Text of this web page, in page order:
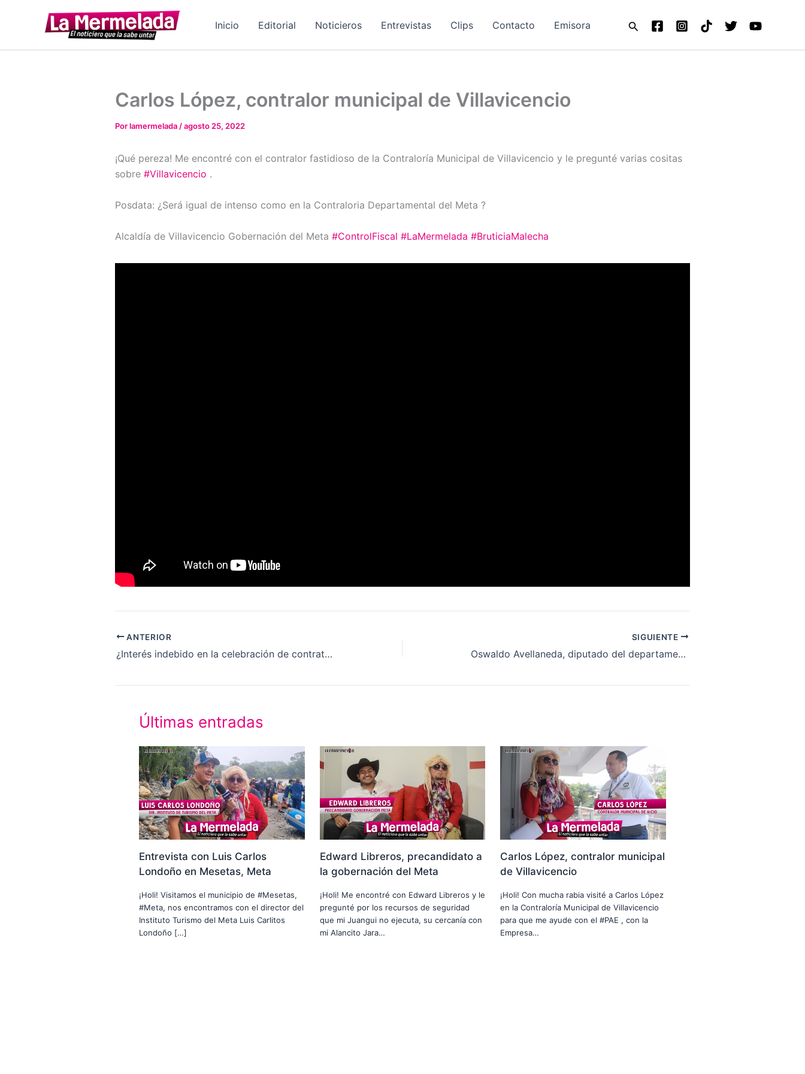
Inicio Editorial Noticieros Entrevistas Clips Contacto Emisora Buscar
Carlos López, contralor municipal de Villavicencio
Porlamermelada/agosto 25, 2022
¡Qué pereza! Me encontré con el contralor fastidioso de la Contraloría Municipal de Villavicencio y le pregunté varias cositas
sobre #Villavicencio .
Posdata: ¿Será igual de intenso como en la Contraloria Departamental del Meta ?
Alcaldía de Villavicencio Gobernación del Meta #ControlFiscal #LaMermelada #BruticiaMalecha
ANTERIOR
¿Interés indebido en la celebración de contratos?
SIGUIENTE
Oswaldo Avellaneda, diputado del departamento del Meta
Últimas entradas
Entrevista con Luis Carlos
Londoño en Mesetas, Meta
¡Holi! Visitamos el municipio de #Mesetas,
#Meta, nos encontramos con el director del
Instituto Turismo del Meta Luis Carlitos
Londoño […]
Edward Libreros, precandidato a
la gobernación del Meta
¡Holi! Me encontré con Edward Libreros y le
pregunté por los recursos de seguridad
que mi Juangui no ejecuta, su cercanía con
mi Alancito Jara…
Carlos López, contralor municipal
de Villavicencio
¡Holi! Con mucha rabia visité a Carlos López
en la Contraloría Municipal de Villavicencio
para que me ayude con el #PAE , con la
Empresa…